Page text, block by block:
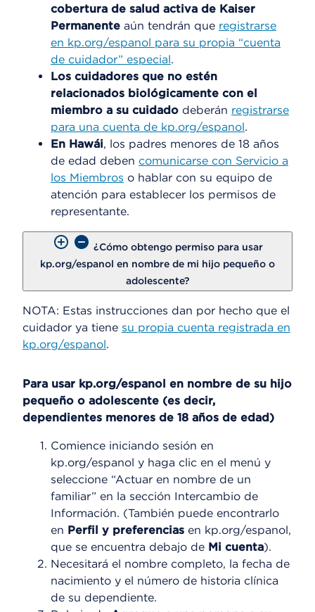
cobertura de salud activa de Kaiser
Permanente aún tendrán que registrarse
en kp.org/espanol para su propia “cuenta
de cuidador” especial.
Los cuidadores que no estén
relacionados biológicamente con el
miembro a su cuidado deberán registrarse
para una cuenta de kp.org/espanol.
En Hawái, los padres menores de 18 años
de edad deben comunicarse con Servicio a
los Miembros o hablar con su equipo de
atención para establecer los permisos de
representante.
¿Cómo obtengo permiso para usar
kp.org/espanol en nombre de mi hijo pequeño o
adolescente?
NOTA: Estas instrucciones dan por hecho que el
cuidador ya tiene su propia cuenta registrada en
kp.org/espanol.
Para usar kp.org/espanol en nombre de su hijo
pequeño o adolescente (es decir,
dependientes menores de 18 años de edad)
Comience iniciando sesión en
kp.org/espanol y haga clic en el menú y
seleccione “Actuar en nombre de un
familiar” en la sección Intercambio de
Información. (También puede encontrarlo
en Perfil y preferencias en kp.org/espanol,
que se encuentra debajo de Mi cuenta).
Necesitará el nombre completo, la fecha de
nacimiento y el número de historia clínica
de su dependiente.